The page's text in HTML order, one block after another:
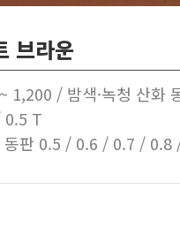
브라운
1,200 / 밤색·녹청 산
0.5 T
/ 0.6 / 0.7 / 0.8 /